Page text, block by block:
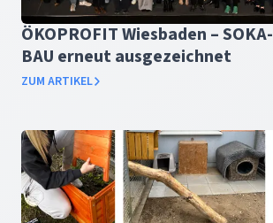
ÖKOPROFIT Wiesbaden – SOKA-
BAU erneut ausgezeichnet
ZUM ARTIKEL